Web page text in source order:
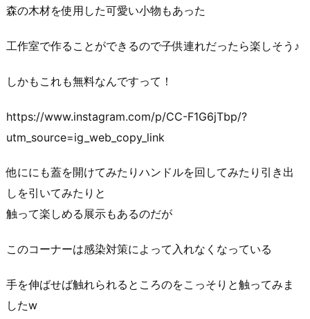
森の木材を使用した可愛い小物もあった
工作室で作ることができるので子供連れだったら楽しそう♪
しかもこれも無料なんですって！
https://www.instagram.com/p/CC-F1G6jTbp/?
utm_source=ig_web_copy_link
他ににも蓋を開けてみたりハンドルを回してみたり引き出
しを引いてみたりと
触って楽しめる展示もあるのだが
このコーナーは感染対策によって入れなくなっている
手を伸ばせば触れられるところのをこっそりと触ってみま
したw